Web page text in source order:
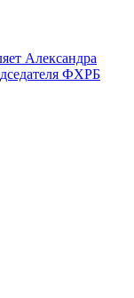
Александра
ФХРБ